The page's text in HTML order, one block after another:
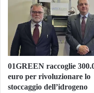
01GREEN raccoglie
euro per rivoluzionare lo
stoccaggio dell’idrogeno